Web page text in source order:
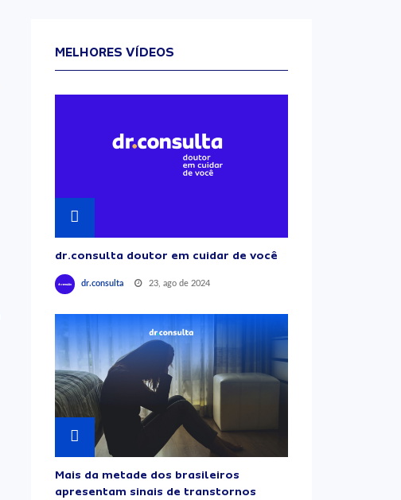
MELHORES VÍDEOS
dr.consulta doutor em cuidar de você
dr.consulta 23, ago de 2024
Mais da metade dos brasileiros
apresentam sinais de transtornos